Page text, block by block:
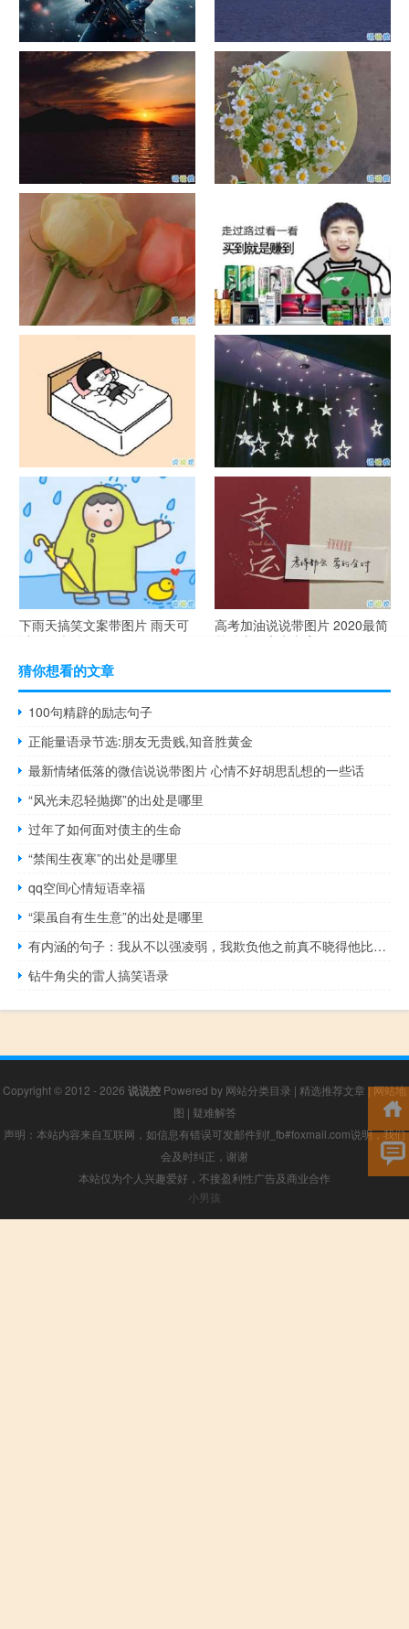
单目摄像头与双目摄像头
晚安励志语录带图片 晚安心语
励志鸡汤
日出文案温柔句子 看日出的微
信说说配图
晒风景照的唯美说说配图 适合
发风景的朋友圈文案
官宣恋爱的说说配图 官宣句子
抖音摆地摊文案 摆地摊的搞笑
说说带图片
谐音梗土味情话大全带图片 油
腻搞笑的土味情话
很酷的霸气句子带图片 最新霸
气说说高冷范
下雨天搞笑文案带图片 雨天可
以发的幽默句子
高考加油说说带图片 2020最简
单励志的高考文案
猜你想看的文章
100句精辟的励志句子
正能量语录节选:朋友无贵贱,知音胜黄金
最新情绪低落的微信说说带图片 心情不好胡思乱想的一些话
“风光未忍轻抛掷”的出处是哪里
过年了如何面对债主的生命
“禁闱生夜寒”的出处是哪里
qq空间心情短语幸福
“渠虽自有生生意”的出处是哪里
有内涵的句子：我从不以强凌弱，我欺负他之前真不晓得他比我弱
钻牛角尖的雷人搞笑语录
Copyright © 2012 - 2026 说说控 Powered by 网站分类目录 | 精选推荐文章 |网站地
图 | 疑难解答
声明：本站内容来自互联网，如信息有错误可发邮件到f_fb#foxmail.com说明，我们
会及时纠正，谢谢
本站仅为个人兴趣爱好，不接盈利性广告及商业合作
小男孩